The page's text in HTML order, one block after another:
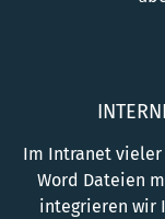
Im Intranet
Word Dateien
integrieren wir